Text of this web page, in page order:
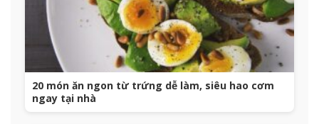
20 món ăn ngon từ trứng dễ làm, siêu hao cơm
ngay tại nhà